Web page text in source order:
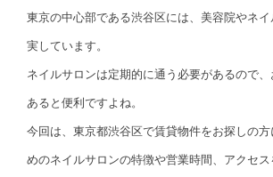
東京の中心部である渋谷区には、美容院やネ
実しています。
ネイルサロンは定期的に通う必要があるので
あると便利ですよね。
今回は、東京都渋谷区で賃貸物件をお探しの
めのネイルサロンの特徴や営業時間、アクセス